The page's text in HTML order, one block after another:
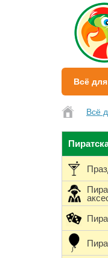
Всё
Всё